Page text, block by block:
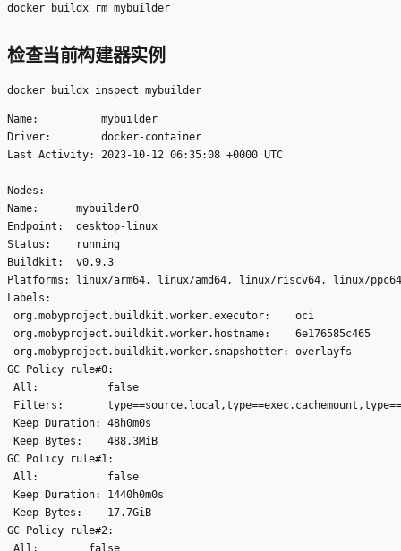
检查当前构建器实例
Name:          mybuilder
Driver:        docker-container
Last Activity: 2023-10-12 06:35:08 +0000 UTC
Nodes:
Name:      mybuilder0
Endpoint:  desktop-linux
Status:    running
Buildkit:  v0.9.3
Platforms: linux/arm64, linux/amd64, linux/riscv64, linux/
Labels:
org.mobyproject.buildkit.worker.executor:    oci
org.mobyproject.buildkit.worker.hostname:    6e176585c465
org.mobyproject.buildkit.worker.snapshotter: overlayfs
GC Policy rule#0:
All:           false
Filters:
Keep Duration: 48h0m0s
Keep Bytes:    488.3MiB
GC Policy rule#1:
All:           false
Keep Duration: 1440h0m0s
Keep Bytes:    17.7GiB
GC Policy rule#2: